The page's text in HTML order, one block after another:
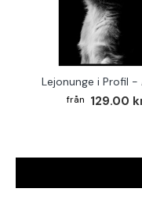
129.00